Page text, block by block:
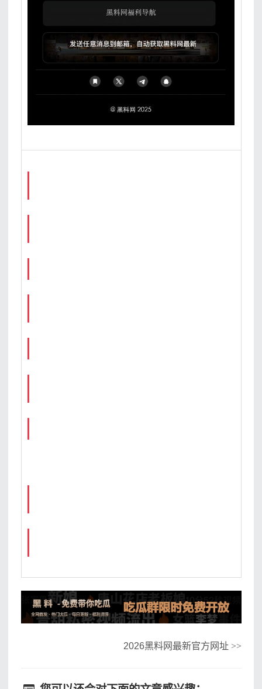
2026黑料网最新官方网址 >>